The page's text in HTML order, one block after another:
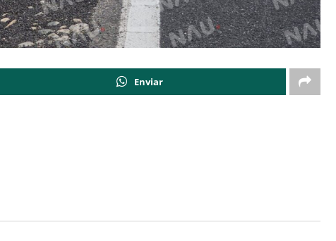
Enviar